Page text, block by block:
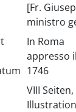
[Fr.
ministro
In Roma
appresso
1746
VIII